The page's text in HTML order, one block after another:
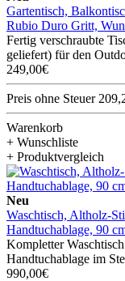
Gartentisch,
Rubio Duro Gritt,
Fertig verschraubte
geliefert) für den
249,00€
Preis ohne Steuer
Warenkorb
+ Wunschliste
+ Produktvergleich
Neu
Waschtisch, Altholz-
Handtuchablage, 90
Kompletter
Handtuchablage im
990,00€